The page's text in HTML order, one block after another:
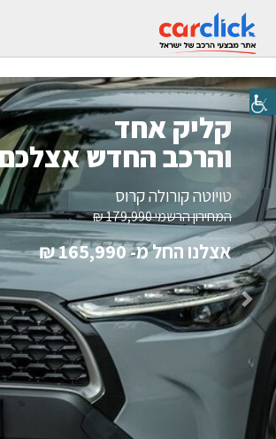
קליק אחד
והרכב החדש
טויוטה קורולה קרוס
המחירון הרשמי179,990 ₪
אצלנו החל מ-165,990 ₪